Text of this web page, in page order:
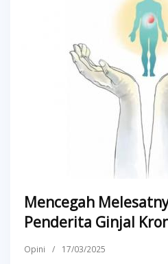
Mencegah
Penderita Ginjal
Opini / 17/03/2025